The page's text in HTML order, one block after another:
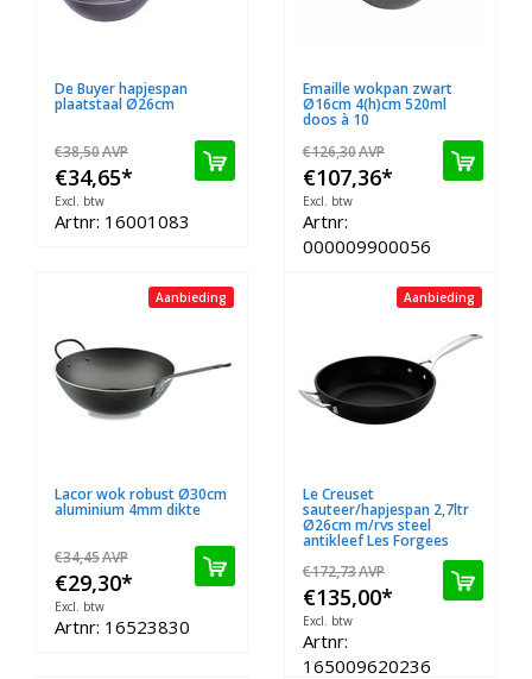
De Buyer hapjespan
plaatstaal Ø26cm
€38,50AVP
€34,65*
Excl. btw
Artnr: 16001083
Emaille wokpan zwart
Ø16cm 4(h)cm 520ml
doos à 10
€126,30AVP
€107,36*
Excl. btw
Artnr:
000009900056
Aanbieding
Lacor wok robust Ø30cm
aluminium 4mm dikte
€34,45AVP
€29,30*
Excl. btw
Artnr: 16523830
Aanbieding
Le Creuset
sauteer/hapjespan 2,7ltr
Ø26cm m/rvs steel
antikleef Les Forgees
€172,73AVP
€135,00*
Excl. btw
Artnr:
165009620236